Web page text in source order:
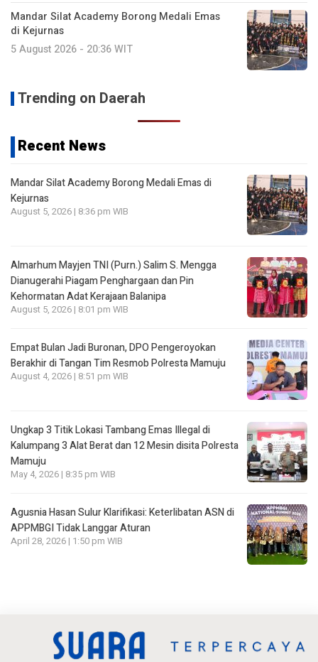
Mandar Silat Academy Borong Medali Emas
di Kejurnas
5 August 2026 - 20:36 WIT
Trending on Daerah
Recent News
Mandar Silat Academy Borong Medali Emas di
Kejurnas
August 5, 2026 | 8:36 pm WIB
Almarhum Mayjen TNI (Purn.) Salim S. Mengga
Dianugerahi Piagam Penghargaan dan Pin
Kehormatan Adat Kerajaan Balanipa
August 5, 2026 | 8:01 pm WIB
Empat Bulan Jadi Buronan, DPO Pengeroyokan
Berakhir di Tangan Tim Resmob Polresta Mamuju
August 4, 2026 | 8:51 pm WIB
Ungkap 3 Titik Lokasi Tambang Emas Illegal di
Kalumpang 3 Alat Berat dan 12 Mesin disita Polresta
Mamuju
May 4, 2026 | 8:35 pm WIB
Agusnia Hasan Sulur Klarifikasi: Keterlibatan ASN di
APPMBGI Tidak Langgar Aturan
April 28, 2026 | 1:50 pm WIB